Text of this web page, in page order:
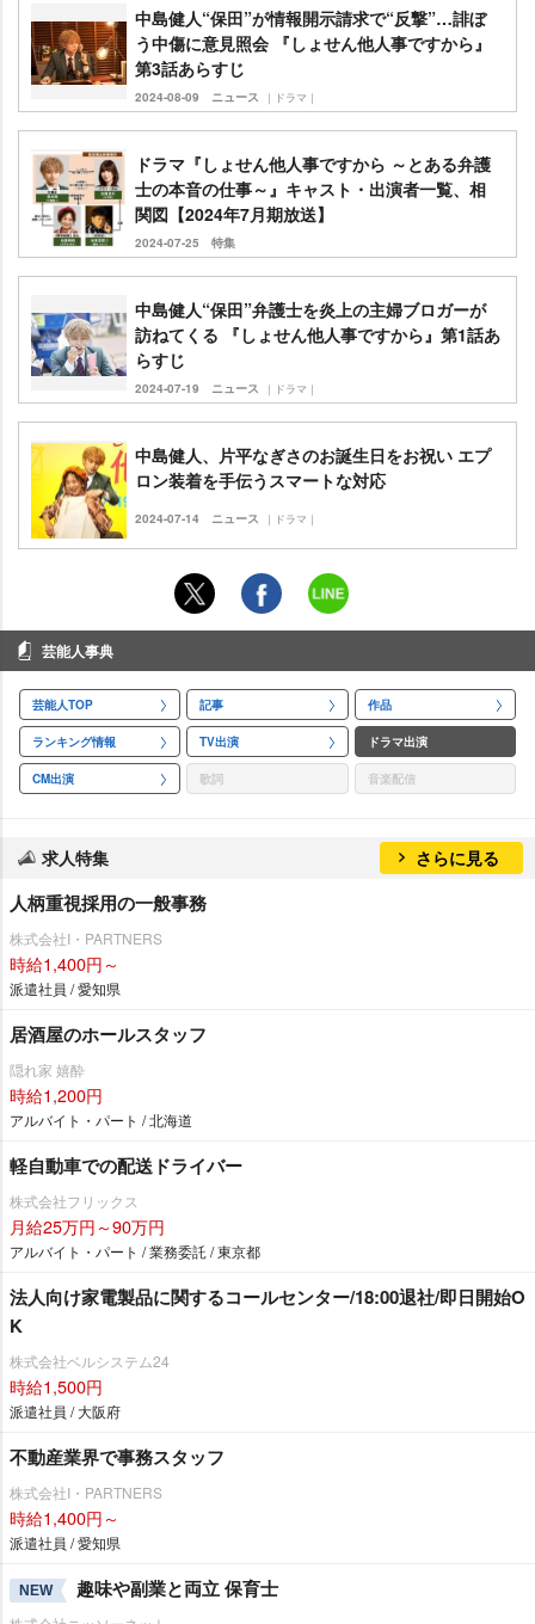
中島健人“保田”が情報開示請求で“反撃”…誹ぼ
う中傷に意見照会 『しょせん他人事ですから』
第3話あらすじ
2024-08-09 ニュース ｜ドラマ｜
ドラマ『しょせん他人事ですから ～とある弁護
士の本音の仕事～』キャスト・出演者一覧、相
関図【2024年7月期放送】
2024-07-25 特集
中島健人“保田”弁護士を炎上の主婦ブロガーが
訪ねてくる 『しょせん他人事ですから』第1話あ
らすじ
2024-07-19 ニュース ｜ドラマ｜
中島健人、片平なぎさのお誕生日をお祝い エプ
ロン装着を手伝うスマートな対応
2024-07-14 ニュース ｜ドラマ｜
芸能人事典
芸能人TOP 記事 作品
ランキング情報 TV出演 ドラマ出演
CM出演 歌詞 音楽配信
求人特集 さらに見る
人柄重視採用の一般事務
株式会社I・PARTNERS
時給1,400円～
派遣社員 / 愛知県
居酒屋のホールスタッフ
隠れ家 嬉酔
時給1,200円
アルバイト・パート / 北海道
軽自動車での配送ドライバー
株式会社フリックス
月給25万円～90万円
アルバイト・パート / 業務委託 / 東京都
法人向け家電製品に関するコールセンター/18:00退社/即日開始O
K
株式会社ベルシステム24
時給1,500円
派遣社員 / 大阪府
不動産業界で事務スタッフ
株式会社I・PARTNERS
時給1,400円～
派遣社員 / 愛知県
NEW 趣味や副業と両立 保育士